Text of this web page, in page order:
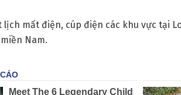
mất điện, cúp điện các khu vực tại
Nam.